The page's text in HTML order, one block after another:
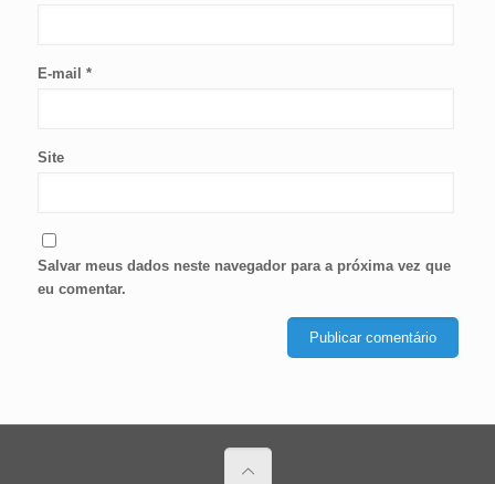
E-mail *
Site
Salvar meus dados neste navegador para a próxima vez que
eu comentar.